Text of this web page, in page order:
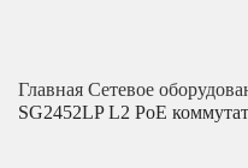
Главная Сетевое
SG2452LP L2 PoE